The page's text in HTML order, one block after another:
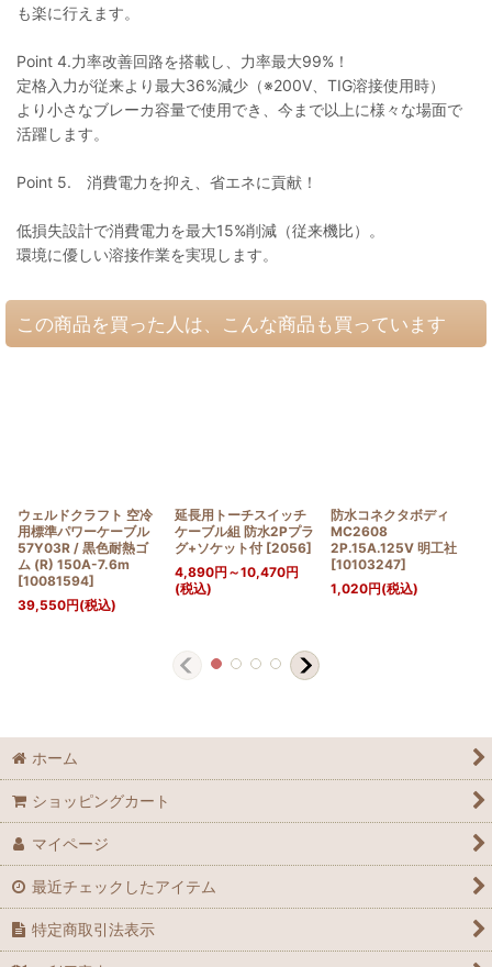
も楽に行えます。
Point 4.力率改善回路を搭載し、力率最大99%！
定格入力が従来より最大36%減少（※200V、TIG溶接使用時）
より小さなブレーカ容量で使用でき、今まで以上に様々な場面で
活躍します。
Point 5. 消費電力を抑え、省エネに貢献！
低損失設計で消費電力を最大15%削減（従来機比）。
環境に優しい溶接作業を実現します。
この商品を買った人は、こんな商品も買っています
ウェルドクラフト 空冷
用標準パワーケーブル
57Y03R / 黒色耐熱ゴ
ム (R) 150A-7.6m
[10081594]
39,550円(税込)
延長用トーチスイッチ
ケーブル組 防水2Pプラ
グ+ソケット付 [2056]
4,890円 ～10,470円
(税込)
防水コネクタボディ
MC2608
2P.15A.125V 明工社
[10103247]
1,020円(税込)
ホーム
ショッピングカート
マイページ
最近チェックしたアイテム
特定商取引法表示